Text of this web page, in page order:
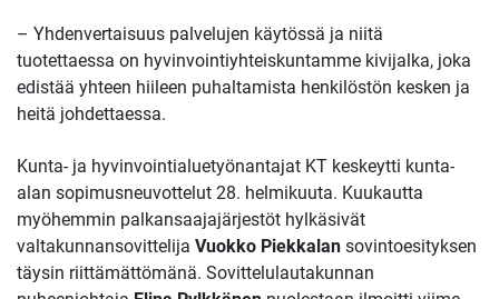
– Yhdenvertaisuus palvelujen käytössä ja niitä
tuotettaessa on hyvinvointiyhteiskuntamme kivijalka, joka
edistää yhteen hiileen puhaltamista henkilöstön kesken ja
heitä johdettaessa.
Kunta- ja hyvinvointialuetyönantajat KT keskeytti kunta-
alan sopimusneuvottelut 28. helmikuuta. Kuukautta
myöhemmin palkansaajajärjestöt hylkäsivät
valtakunnansovittelija Vuokko Piekkalan sovintoesityksen
täysin riittämättömänä. Sovittelulautakunnan